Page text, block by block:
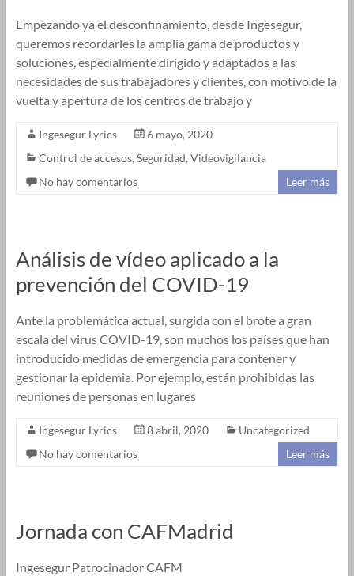
Empezando ya el desconfinamiento, desde Ingesegur,
queremos recordarles la amplia gama de productos y
soluciones, especialmente dirigido y adaptados a las
necesidades de sus trabajadores y clientes, con motivo de la
vuelta y apertura de los centros de trabajo y
Ingesegur Lyrics
6 mayo, 2020
Control de accesos, Seguridad, Videovigilancia
No hay comentarios
Leer más
Análisis de vídeo aplicado a la
prevención del COVID-19
Ante la problemática actual, surgida con el brote a gran
escala del virus COVID-19, son muchos los países que han
introducido medidas de emergencia para contener y
gestionar la epidemia. Por ejemplo, están prohibidas las
reuniones de personas en lugares
Ingesegur Lyrics 8 abril, 2020
Uncategorized
No hay comentarios
Leer más
Jornada con CAFMadrid
Ingesegur Patrocinador CAFM